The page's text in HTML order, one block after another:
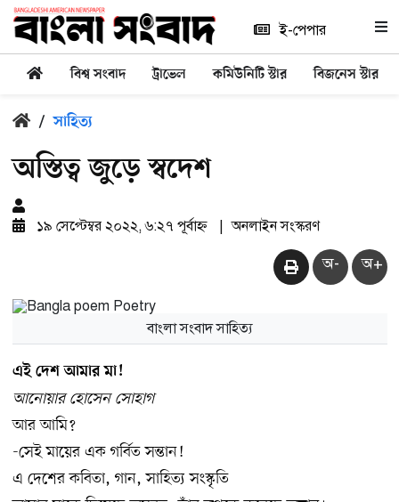
ই-পেপার
বিশ্ব সংবাদ ট্রাভেল কমিউনিটি স্টার বিজনেস স্টার
/ সাহিত্য
অস্তিত্ব জুড়ে স্বদেশ
১৯ সেপ্টেম্বর ২০২২, ৬:২৭ পূর্বাহ্ন অনলাইন সংস্করণ
অ- অ+
বাংলা সংবাদ সাহিত্য
এই দেশ আমার মা!
আনোয়ার হোসেন সোহাগ
আর আমি?
-সেই মায়ের এক গর্বিত সন্তান!
এ দেশের কবিতা, গান, সাহিত্য সংস্কৃতি